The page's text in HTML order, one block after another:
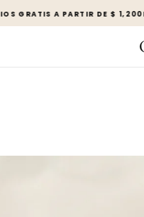
A PARTIR DE $ 1,200